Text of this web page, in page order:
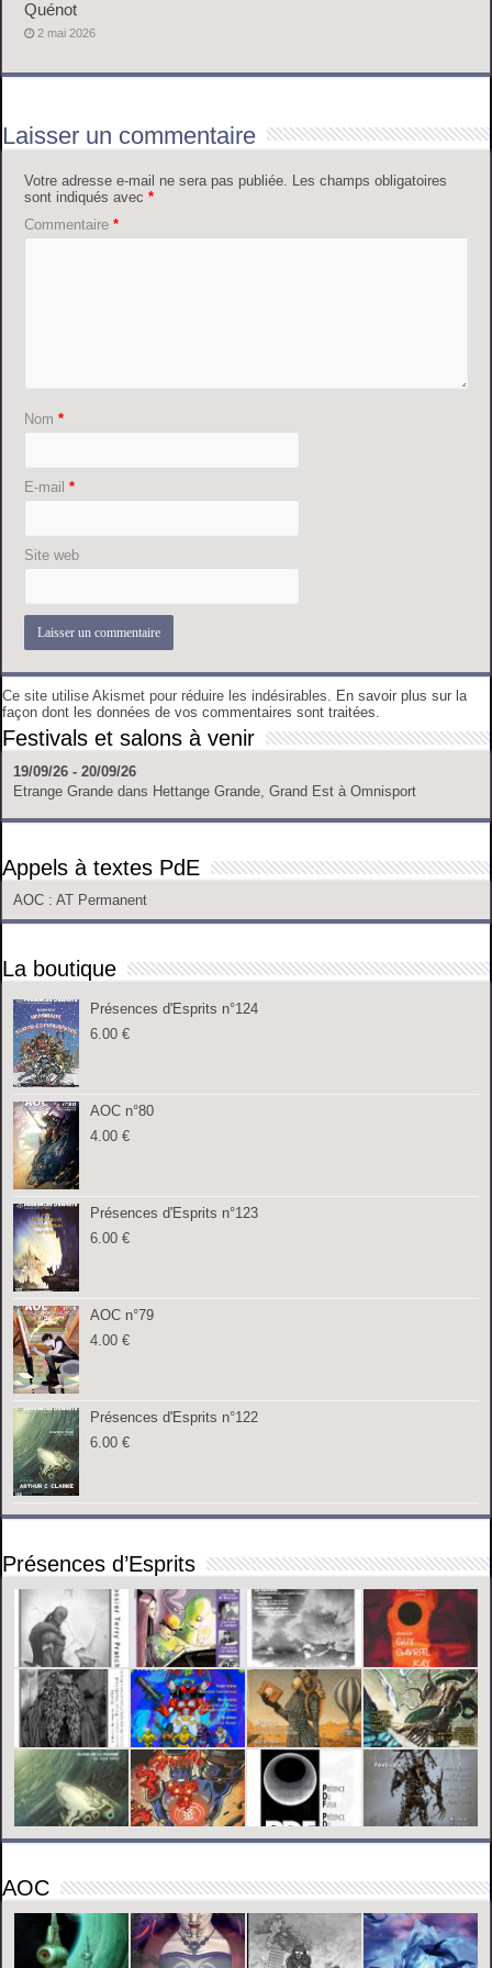
Quénot
2 mai 2026
Laisser un commentaire
Votre adresse e-mail ne sera pas publiée.
Les champs obligatoires
sont indiqués avec*
Commentaire*
Nom*
E-mail*
Site web
Ce site utilise Akismet pour réduire les indésirables.
En savoir plus sur la
façon dont les données de vos commentaires sont traitées
Festivals et salons à venir
19/09/26 - 20/09/26
Etrange Grande dans Hettange Grande, Grand Est à Omnisport
Appels à textes PdE
AOC : AT Permanent
La boutique
Présences d'Esprits n°124
6.00€
AOC n°80
4.00€
Présences d'Esprits n°123
6.00€
AOC n°79
4.00€
Présences d'Esprits n°122
6.00€
Présences d’Esprits
AOC